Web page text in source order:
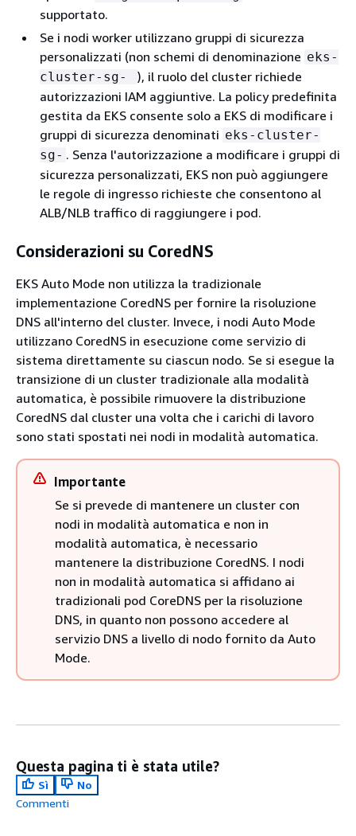
supportato.
Se i nodi worker utilizzano gruppi di sicurezza
personalizzati (non schemi di denominazione eks-
cluster-sg-
), il ruolo del cluster richiede
autorizzazioni IAM aggiuntive. La policy predefinita
gestita da EKS consente solo a EKS di modificare i
gruppi di sicurezza denominati eks-cluster-
sg- . Senza l'autorizzazione a modificare i gruppi di
sicurezza personalizzati, EKS non può aggiungere
le regole di ingresso richieste che consentono al
ALB/NLB traffico di raggiungere i pod.
Considerazioni su CoredNS
EKS Auto Mode non utilizza la tradizionale
implementazione CoredNS per fornire la risoluzione
DNS all'interno del cluster. Invece, i nodi Auto Mode
utilizzano CoredNS in esecuzione come servizio di
sistema direttamente su ciascun nodo. Se si esegue la
transizione di un cluster tradizionale alla modalità
automatica, è possibile rimuovere la distribuzione
CoredNS dal cluster una volta che i carichi di lavoro
sono stati spostati nei nodi in modalità automatica.
Importante
Se si prevede di mantenere un cluster con
nodi in modalità automatica e non in
modalità automatica, è necessario
mantenere la distribuzione CoredNS. I nodi
non in modalità automatica si affidano ai
tradizionali pod CoreDNS per la risoluzione
DNS, in quanto non possono accedere al
servizio DNS a livello di nodo fornito da Auto
Mode.
Questa pagina ti è stata utile?
Sì
No
Commenti